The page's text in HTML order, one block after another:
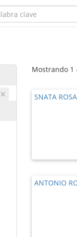
×
Mostrando 1
SNATA ROSA
ANTONIO